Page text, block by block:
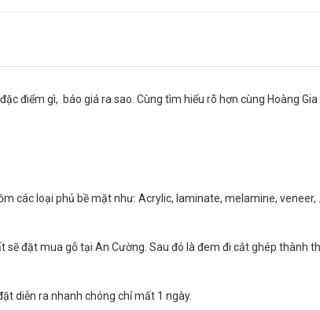
điểm gì, báo giá ra sao. Cùng tìm hiểu rõ hơn cùng Hoàng
các loại phủ bề mặt như: Acrylic, laminate, melamine, veneer,
đặt mua gỗ tại An Cường. Sau đó là đem đi cắt ghép thành
diễn ra nhanh chóng chỉ mất 1 ngày.